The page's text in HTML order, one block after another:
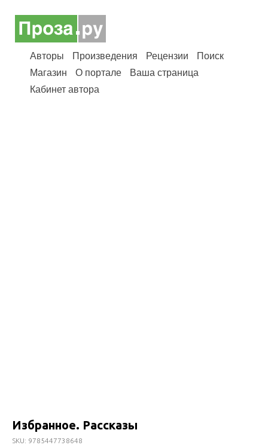
Авторы Произведения Рецензии
Поиск
Магазин
О портале
Ваша страница
Кабинет автора
Избранное. Рассказы
SKU: 9785447738648